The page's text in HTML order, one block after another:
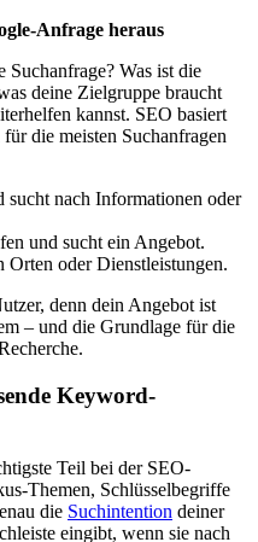
Anfrage heraus
Suchanfrage? Was ist die
deine Zielgruppe braucht
kannst. SEO basiert
die meisten Suchanfragen
sucht nach Informationen oder
und sucht ein Angebot.
oder Dienstleistungen.
denn dein Angebot ist
– und die Grundlage für die
Keyword-
Teil bei der SEO-
Themen, Schlüsselbegriffe
die Suchintention deiner
eingibt, wenn sie nach